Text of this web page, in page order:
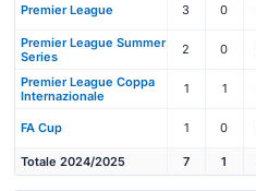
Premier League 3 0
Premier League Summer
Series
2 0
Premier League Coppa
Internazionale
1 1
FA Cup 1 0
Totale 2024/2025 7 1